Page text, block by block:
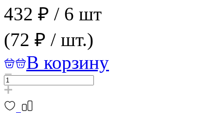
432 ₽ / 6 шт
(72 ₽ / шт.)
В корзину